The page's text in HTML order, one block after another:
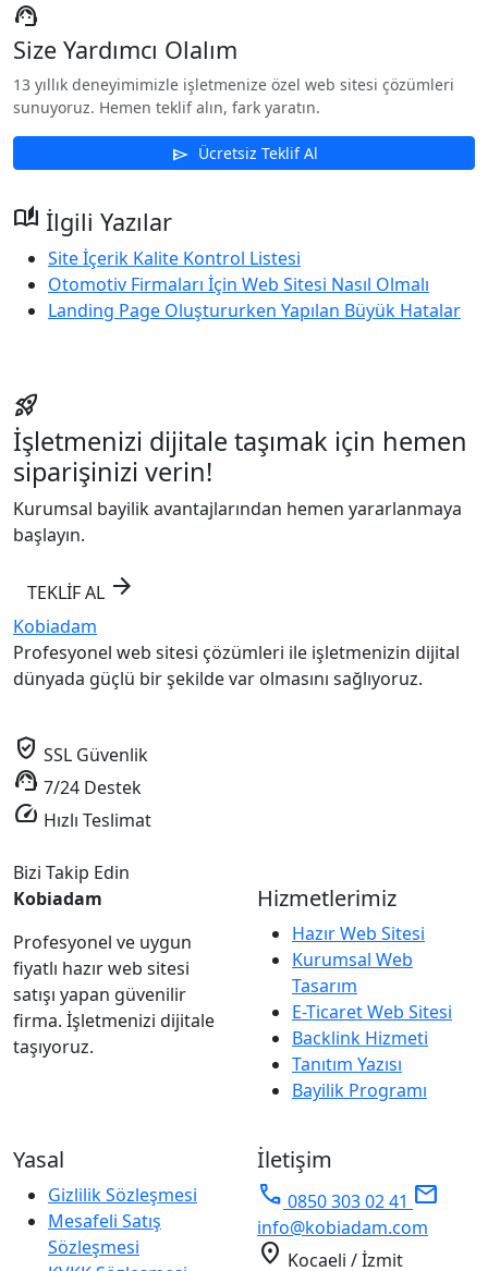
support_agent
Size Yardımcı Olalım
13 yıllık deneyimimizle işletmenize özel web sitesi çözümleri
sunuyoruz. Hemen teklif alın, fark yaratın.
send Ücretsiz Teklif Al
auto_stories İlgili Yazılar
Site İçerik Kalite Kontrol Listesi
Otomotiv Firmaları İçin Web Sitesi Nasıl Olmalı
Landing Page Oluştururken Yapılan Büyük Hatalar
rocket_launch
İşletmenizi dijitale taşımak için hemen
siparişinizi verin!
Kurumsal bayilik avantajlarından hemen yararlanmaya
başlayın.
TEKLİF AL arrow_forward
Kobiadam
Profesyonel web sitesi çözümleri ile işletmenizin dijital
dünyada güçlü bir şekilde var olmasını sağlıyoruz.
verified_user SSL Güvenlik
support_agent 7/24 Destek
speed Hızlı Teslimat
Bizi Takip Edin
Kobiadam
Profesyonel ve uygun
fiyatlı hazır web sitesi
satışı yapan güvenilir
firma. İşletmenizi dijitale
taşıyoruz.
Hizmetlerimiz
Hazır Web Sitesi
Kurumsal Web
Tasarım
E-Ticaret Web Sitesi
Backlink Hizmeti
Tanıtım Yazısı
Bayilik Programı
Yasal
Gizlilik Sözleşmesi
Mesafeli Satış
Sözleşmesi
İletişim
phone 0850 303 02 41 mail
info@kobiadam.com
location_on Kocaeli / İzmit